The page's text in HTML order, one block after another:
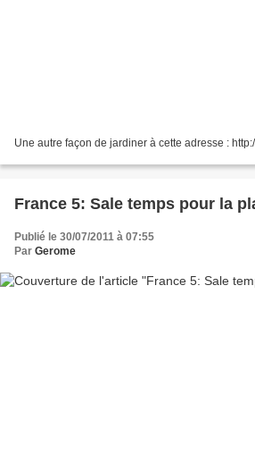
Une autre façon de jardiner à cette adresse :
France 5: Sale temps pour la
Publié le 30/07/2011 à 07:55
Par Gerome